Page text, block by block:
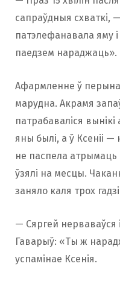
сапраўдныя схваткі,
патэлефанавала яму
паедзем нараджаць».
Афармленне ў
марудна. Акрамя
патрабаваліся вынікі
яны былі, а ў Ксеніі —
не паспела атрымаць
ўзялі на месцы.
заняло каля трох
— Сяргей нерваваўся
Гаварыў: «Ты ж
успамінае Ксенія.